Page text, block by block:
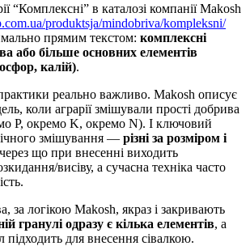
“Комплексні” в каталозі компанії Makosh
produktsja/mindobriva/kompleksni/
прямим текстом: комплексні
або більше основних елементів
калій).
реально важливо. Makosh описує
коли аграрії змішували прості добрива
P, окремо K, окремо N). І ключовий
змішування — різні за розміром і
що при внесенні виходить
висіву, а сучасна техніка часто
за логікою Makosh, якраз і закривають
гранулі одразу є кілька елементів, а
підходить для внесення сівалкою.